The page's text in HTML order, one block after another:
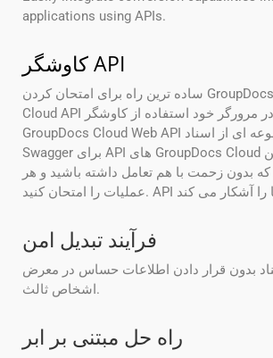
applications using APIs.
کاوشگر API
ساده ترین راه برای امتحان کردن GroupDocs.Conversion
Cloud API بلافاصله در مرورگر خود استفاده از کاوشگر
GroupDocs Cloud Web API است که مجموعه ای از اسناد
Swagger برای API های GroupDocs Cloud است. به شما این
بدون زحمت با هم تعامل داشته باشید و هر
فرآیند تبدیل امن
بدون قرار دادن اطلاعات حساس در معرض
اشخاص ثالث.
راه حل مبتنی بر ابر